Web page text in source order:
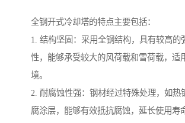
全钢开式冷却塔的特点主要包括：
1. 结构坚固：采用全钢结构，具有较高的
性，能够承受较大的风荷载和雪荷载，适
境。
2. 耐腐蚀性强：钢材经过特殊处理，如热
腐涂层，能够有效抵抗腐蚀，延长使用寿